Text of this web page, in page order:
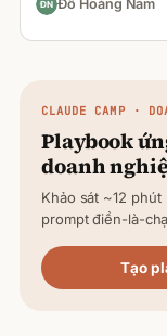
Đỗ Hoàng Nam
CLAUDE CAMP ·
Playbook
doanh
Khảo sát ~12
prompt điền-là-
Tạo